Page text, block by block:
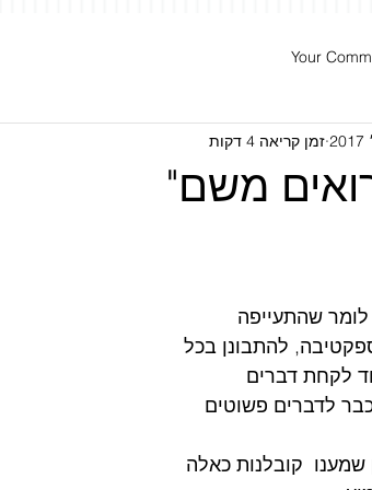
חגית זלצברג
Your
משם"
זמן קריאה 4 דקות
שהתעייפה
להתבונן בכל
לקחת דברים
לדברים פשוטים
קובלנות כאלה